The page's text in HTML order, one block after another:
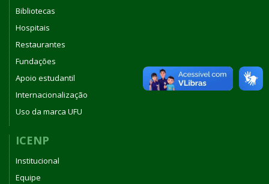
Bibliotecas
Hospitais
Restaurantes
Fundações
Apoio estudantil
Internacionalização
Uso da marca UFU
ICENP
Institucional
Equipe